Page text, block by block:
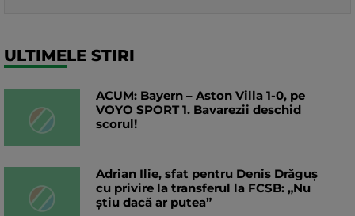
ULTIMELE STIRI
ACUM: Bayern – Aston Villa 1-0, pe
VOYO SPORT 1. Bavarezii deschid
scorul!
Adrian Ilie, sfat pentru Denis Drăguș
cu privire la transferul la FCSB: „Nu
știu dacă ar putea”